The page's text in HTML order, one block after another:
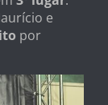
e
por